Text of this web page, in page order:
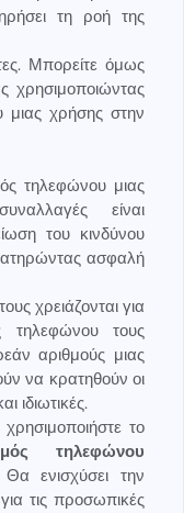
τη ροή της
Μπορείτε όμως
χρησιμοποιώντας
χρήσης στην
τηλεφώνου μιας
είναι
του κινδύνου
ασφαλή
χρειάζονται για
τηλεφώνου τους
αριθμούς μιας
να κρατηθούν οι
ιδιωτικές.
το
τηλεφώνου
ενισχύσει την
τις προσωπικές